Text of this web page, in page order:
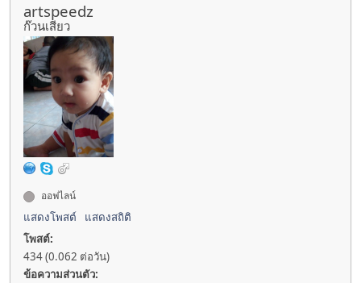
artspeedz
ก๊วนเสียว
ออฟไลน์
แสดงโพสต์
แสดงสถิติ
โพสต์:
434 (0.062 ต่อวัน)
ข้อความส่วนตัว: